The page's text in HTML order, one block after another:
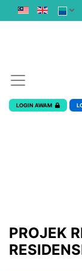
LOGIN AWAM
PROJEK